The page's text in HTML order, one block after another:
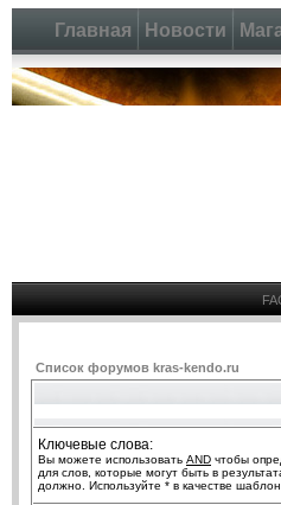
Главная Новости
Список форумов kras-kendo.ru
Ключевые слова:
Вы можете использовать AND чтобы
для слов, которые могут быть в
должно. Используйте * в качестве